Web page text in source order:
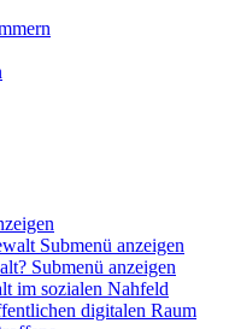
Submenü anzeigen
Submenü anzeigen
im sozialen Nahfeld
digitalen Raum